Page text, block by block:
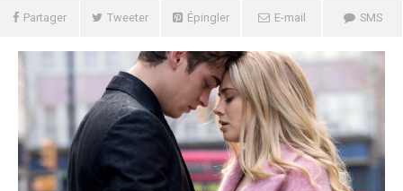
Partager Tweeter Épingler E-mail SMS